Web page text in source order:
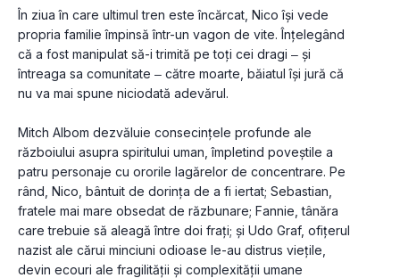
În ziua în care ultimul tren este încărcat, Nico își vede
propria familie împinsă într-un vagon de vite. Înțelegând
că a fost manipulat să-i trimită pe toți cei dragi ‒ și
întreaga sa comunitate ‒ către moarte, băiatul își jură că
nu va mai spune niciodată adevărul.
Mitch Albom dezvăluie consecințele profunde ale
războiului asupra spiritului uman, împletind poveștile a
patru personaje cu ororile lagărelor de concentrare. Pe
rând, Nico, bântuit de dorința de a fi iertat; Sebastian,
fratele mai mare obsedat de răzbunare; Fannie, tânăra
care trebuie să aleagă între doi frați; și Udo Graf, ofițerul
nazist ale cărui minciuni odioase le-au distrus viețile,
devin ecouri ale fragilității și complexității umane